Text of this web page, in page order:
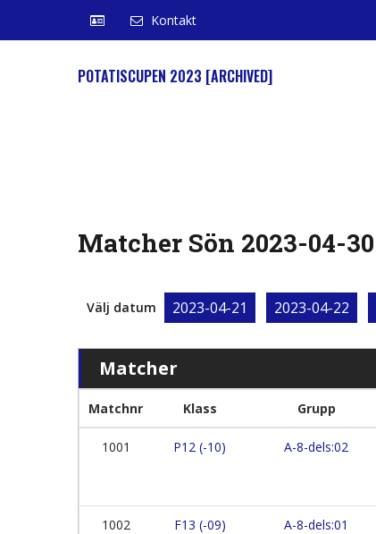
Kontakt
POTATISCUPEN 2023 [ARCHIVED]
Matcher Sön 2023-04-30
Välj datum 2023-04-21 2023-04-22
Matcher
Matchnr Klass Grupp
1001 P12 (-10) A-8-dels:02
1002 F13 (-09) A-8-dels:01